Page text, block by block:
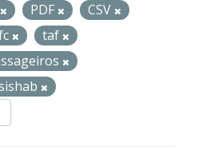
PDF
CSV
taf